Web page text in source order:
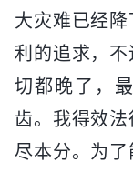
大灾难已经
利的追求，
切都晚了，
齿。我得效
尽本分。为